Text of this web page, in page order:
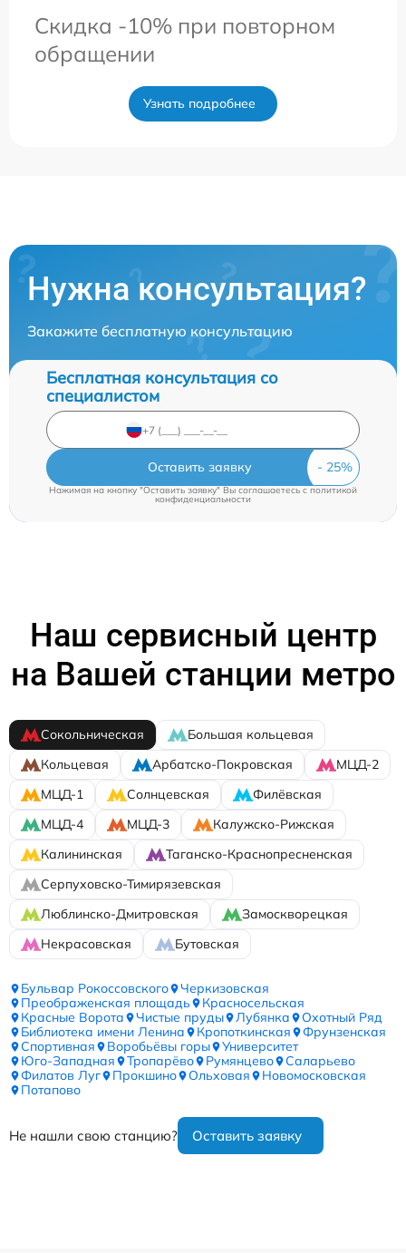
Скидка -10% при повторном
обращении
Узнать подробнее
Нужна консультация?
Закажите бесплатную консультацию
Бесплатная консультация со
специалистом
Оставить заявку
Нажимая на кнопку "Оставить заявку" Вы соглашаетесь cполитикой
конфиденциальности
Наш сервисный центр
на Вашей станции метро
Сокольническая
Большая кольцевая
Кольцевая
Арбатско-Покровская
МЦД-2
МЦД-1
Солнцевская
Филёвская
МЦД-4
МЦД-3
Калужско-Рижская
Калининская
Таганско-Краснопресненская
Серпуховско-Тимирязевская
Люблинско-Дмитровская
Замоскворецкая
Некрасовская
Бутовская
Бульвар Рокоссовского
Черкизовская
Преображенская площадь
Красносельская
Красные Ворота
Чистые пруды Лубянка
Охотный Ряд
Библиотека имени Ленина
Кропоткинская
Фрунзенская
Спортивная
Воробьёвы горы
Университет
Юго-Западная
Тропарёво Румянцево
Саларьево
Филатов Луг
Прокшино Ольховая
Новомосковская
Потапово
Не нашли свою станцию? Оставить заявку